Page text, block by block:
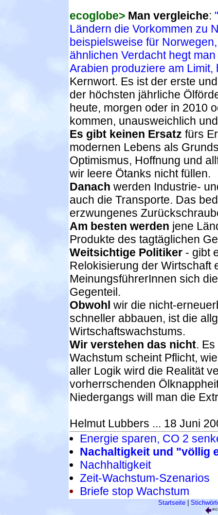
ecoglobe> Man vergleiche:
Ländern die Vorkommen zu
beispielsweise für
ähnlichen Verdacht hegt
Arabien produziere am Limit,
Kernwort. Es ist der erste
der höchsten jährliche
heute, morgen oder in 2010
kommen, unausweichlich
Es gibt keinen Ersatz fürs
modernen Lebens als
Optimismus, Hoffnung und
wir leere Ötanks nicht füllen.
Danach werden Industrie-
auch die Transporte. Das
erzwungenes
Am besten werden jene
Produkte des tagtäglichen
Weitsichtige Politiker- gibt
Relokisierung der Wirtschaft
MeinungsführerInnen sich
Gegenteil.
Obwohl wir die nicht-
schneller abbauen, ist die
Wirtschaftswachstums.
Wir verstehen das nicht. Es
Wachstum scheint Pflicht,
aller Logik wird die Realität
vorherrschenden
Niedergangs will man die
Helmut Lubbers ... 18 Juni
Energie sparen, CO 2
Nachaltigkeit und "völlig
Nachhaltigkeit
Zeit-Wachstum-Szenarios
Briefe stop Wachstum
Startseite|